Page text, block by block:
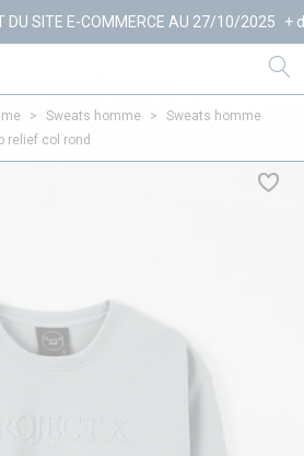
SITE E-COMMERCE AU 27/10/2025 +
> Sweats homme >
Sweats homme
relief col rond